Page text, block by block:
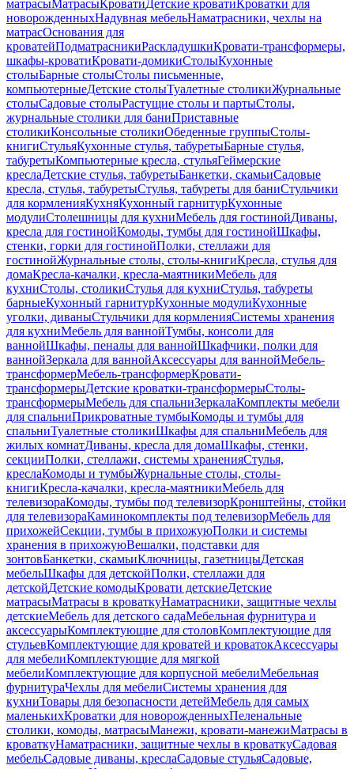
матрасыМатрасыКроватиДетские кроватиКроватки для
новорожденныхНадувная мебельНаматрасники, чехлы на
матрасОснования для
кроватейПодматрасникиРаскладушкиКровати-трансформеры,
шкафы-кроватиКровати-домикиСтолыКухонные
столыБарные столыСтолы письменные,
компьютерныеДетские столыТуалетные столикиЖурнальные
столыСадовые столыРастущие столы и партыСтолы,
журнальные столики для баниПриставные
столикиКонсольные столикиОбеденные группыСтолы-
книгиСтульяКухонные стулья, табуретыБарные стулья,
табуретыКомпьютерные кресла, стульяГеймерские
креслаДетские стулья, табуретыБанкетки, скамьиСадовые
кресла, стулья, табуретыСтулья, табуреты для баниСтульчики
для кормленияКухняКухонный гарнитурКухонные
модулиСтолешницы для кухниМебель для гостинойДиваны,
кресла для гостинойКомоды, тумбы для гостинойШкафы,
стенки, горки для гостинойПолки, стеллажи для
гостинойЖурнальные столы, столы-книгиКресла, стулья для
домаКресла-качалки, кресла-маятникиМебель для
кухниСтолы, столикиСтулья для кухниСтулья, табуреты
барныеКухонный гарнитурКухонные модулиКухонные
уголки, диваныСтульчики для кормленияСистемы хранения
для кухниМебель для ваннойТумбы, консоли для
ваннойШкафы, пеналы для ваннойШкафчики, полки для
ваннойЗеркала для ваннойАксессуары для ваннойМебель-
трансформерМебель-трансформерКровати-
трансформерыДетские кроватки-трансформерыСтолы-
трансформерыМебель для спальниЗеркалаКомплекты мебели
для спальниПрикроватные тумбыКомоды и тумбы для
спальниТуалетные столикиШкафы для спальниМебель для
жилых комнатДиваны, кресла для домаШкафы, стенки,
секцииПолки, стеллажи, системы храненияСтулья,
креслаКомоды и тумбыЖурнальные столы, столы-
книгиКресла-качалки, кресла-маятникиМебель для
телевизораКомоды, тумбы под телевизорКронштейны, стойки
для телевизораКаминокомплекты под телевизорМебель для
прихожейСекции, тумбы в прихожуюПолки и системы
хранения в прихожуюВешалки, подставки для
зонтовБанкетки, скамьиКлючницы, газетницыДетская
мебельШкафы для детскойПолки, стеллажи для
детскойДетские комодыКровати детскиеДетские
матрасыМатрасы в кроваткуНаматрасники, защитные чехлы
детскиеМебель для детского садаМебельная фурнитура и
аксессуарыКомплектующие для столовКомплектующие для
стульевКомплектующие для кроватей и кроватокАксессуары
для мебелиКомплектующие для мягкой
мебелиКомплектующие для корпусной мебелиМебельная
фурнитураЧехлы для мебелиСистемы хранения для
кухниТовары для безопасности детейМебель для самых
маленькихКроватки для новорожденныхПеленальные
столики, комоды, матрасыМанежи, кровати-манежиМатрасы в
кроваткуНаматрасники, защитные чехлы в кроваткуСадовая
мебельСадовые диваны, креслаСадовые стульяСадовые,